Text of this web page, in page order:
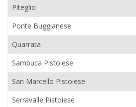
Piteglio
Ponte Buggianese
Quarrata
Sambuca Pistoiese
San Marcello Pistoiese
Serravalle Pistoiese